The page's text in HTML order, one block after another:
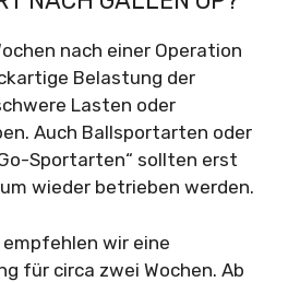
nach einer Operation
Belastung der
Lasten oder
Auch Ballsportarten oder
Sportarten“ sollten erst
wieder betrieben werden.
wir eine
für circa zwei Wochen. Ab